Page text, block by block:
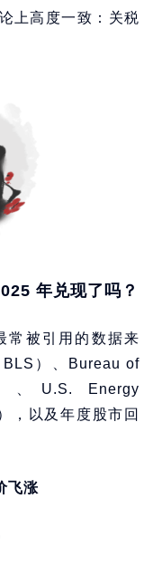
上高度一致：关税
年兑现了吗？
常被引用的数据来
）、Bureau of
、U.S. Energy
，以及年度股市回
飞涨